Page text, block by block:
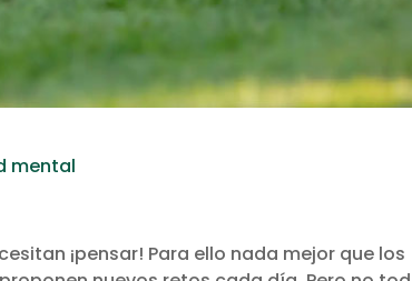
mental
¡pensar! Para ello nada mejor que los